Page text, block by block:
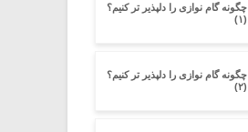
چگونه گام نوازی را دلپذیر تر کنیم؟
(۱)
چگونه گام نوازی را دلپذیر تر کنیم؟
(۲)